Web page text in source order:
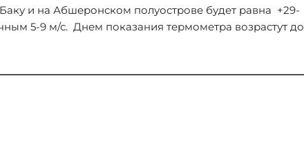
и на Абшеронском полуострове будет равна +29-
5-9 м/с. Днем показания термометра возрастут до